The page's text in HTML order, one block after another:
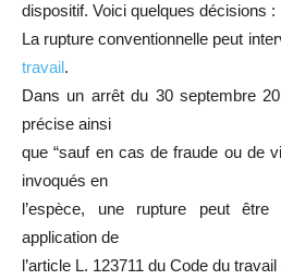
dispositif. Voici quelques décisions :
La rupture conventionnelle peut
travail.
Dans un arrêt du 30 septembre
précise ainsi
que “sauf en cas de fraude ou de
invoqués en
l’espèce, une rupture peut être
application de
l’article L. 123711 du Code du